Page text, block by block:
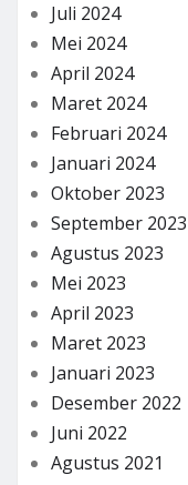
Juli 2024
Mei 2024
April 2024
Maret 2024
Februari 2024
Januari 2024
Oktober 2023
September 2023
Agustus 2023
Mei 2023
April 2023
Maret 2023
Januari 2023
Desember 2022
Juni 2022
Agustus 2021